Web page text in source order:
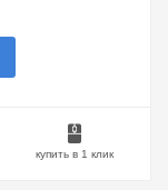
купить в 1 клик